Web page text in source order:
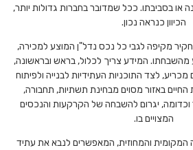
בסביבתו. ככל שמדובר בחברות גדולות יותר,
הכיוון כנראה נכון.
מקיפה לגבי כל נכס נדל"ן המוצע למכירה,
מהשבחתו. המידע צריך לכלול, בראש ובראשונה,
לצד התוכניות העתידיות לבנייה ולפיתוח
החיים באזור מסוים מבחינת תשתיות, תחבורה,
וכדומה, יגרום להשבחה של הקרקעות והנכסים
המצויים בו.
המקומית והמחוזית, המאפשרים לנבא את עתיד